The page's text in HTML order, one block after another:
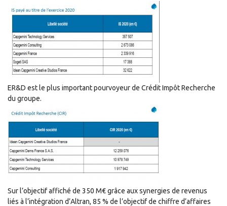
ER&D est le plus important pourvoyeur de Crédit Impôt Recherche
du groupe.
Sur l’objectif affiché de 350 M€ grâce aux synergies de revenus
liés à l’intégration d’Altran, 85 % de l’objectif de chiffre d’affaires